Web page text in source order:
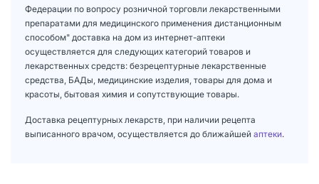
Федерации по вопросу розничной торговли лекарственными
препаратами для медицинского применения дистанционным
способом" доставка на дом из интернет-аптеки
осуществляется для следующих категорий товаров и
лекарственных средств: безрецептурные лекарственные
средства, БАДы, медицинские изделия, товары для дома и
красоты, бытовая химия и сопутствующие товары.
Доставка рецептурных лекарств, при наличии рецепта
выписанного врачом, осуществляется до ближайшей аптеки.